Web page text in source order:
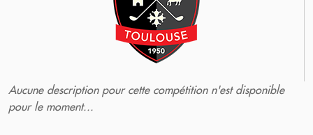
Aucune description pour cette compétition n'est disponible
pour le moment...